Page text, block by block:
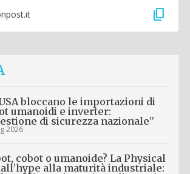
content_copy
bloccano le importazioni di
umanoidi e inverter:
di sicurezza nazionale”
2026
cobot o umanoide? La Physical
alla maturità industriale: